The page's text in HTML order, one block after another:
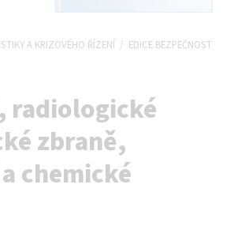
A KRIZOVÉHO ŘÍZENÍ / EDICE BEZPEČNOST
radiologické
zbraně,
chemické